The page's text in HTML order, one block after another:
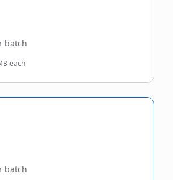
batch
each
batch